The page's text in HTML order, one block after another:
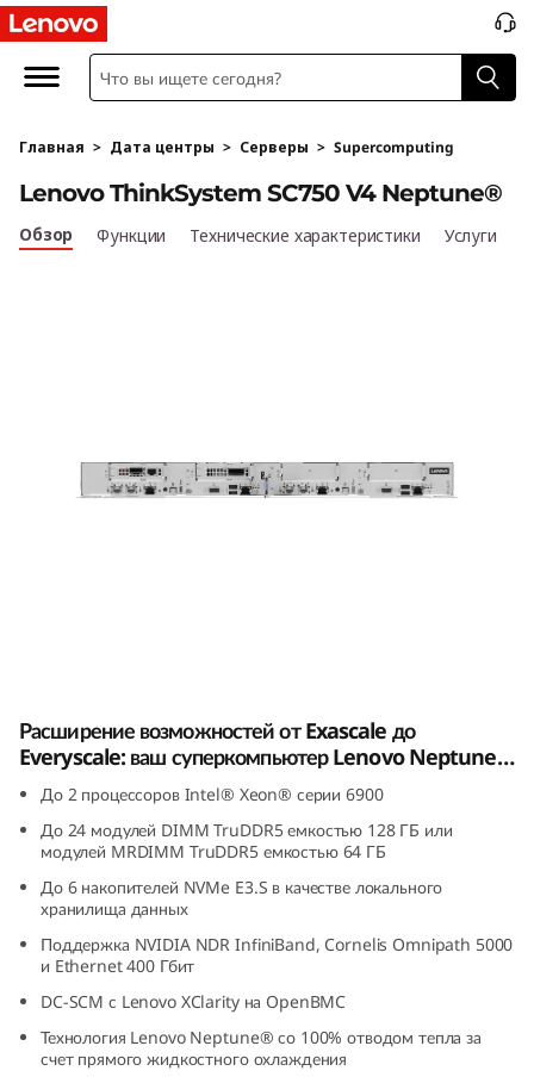
L
n
o
v
e
m
S
C
7
5
Главная > Дата центры > Серверы > Supercomputing
Lenovo ThinkSystem SC750 V4 Neptune®
Обзор Функции Технические характеристики Услуги
Расширение возможностей от Exascale до
Everyscale: ваш суперкомпьютер Lenovo Neptune®
с процессором Intel® Xeon® 6 и Intel® Xeon® 6+.
До 2 процессоров Intel® Xeon® серии 6900
До 24 модулей DIMM TruDDR5 емкостью 128 ГБ или
модулей MRDIMM TruDDR5 емкостью 64 ГБ
До 6 накопителей NVMe E3.S в качестве локального
хранилища данных
Поддержка NVIDIA NDR InfiniBand, Cornelis Omnipath 5000
и Ethernet 400 Гбит
DC-SCM с Lenovo XClarity на OpenBMC
Технология Lenovo Neptune® со 100% отводом тепла за
счет прямого жидкостного охлаждения